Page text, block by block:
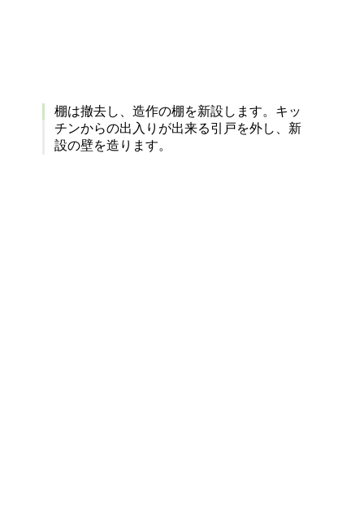
棚は撤去し、造作の棚を新設します。キッ
チンからの出入りが出来る引戸を外し、新
設の壁を造ります。